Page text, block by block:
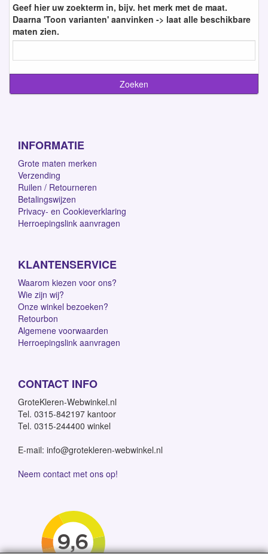
Geef hier uw zoekterm in, bijv. het merk met de maat.
Daarna 'Toon varianten' aanvinken -> laat alle beschikbare
maten zien.
INFORMATIE
Grote maten merken
Verzending
Ruilen / Retourneren
Betalingswijzen
Privacy- en Cookieverklaring
Herroepingslink aanvragen
KLANTENSERVICE
Waarom kiezen voor ons?
Wie zijn wij?
Onze winkel bezoeken?
Retourbon
Algemene voorwaarden
Herroepingslink aanvragen
CONTACT INFO
GroteKleren-Webwinkel.nl
Tel. 0315-842197 kantoor
Tel. 0315-244400 winkel
E-mail: info@grotekleren-webwinkel.nl
Neem contact met ons op!